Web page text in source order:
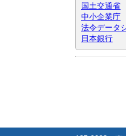
国土交通省
中小企業庁
法令データ
日本銀行